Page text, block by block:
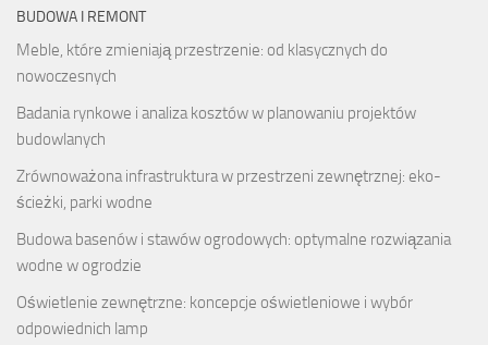
BUDOWA I REMONT
Meble, które zmieniają przestrzenie: od klasycznych do
nowoczesnych
Badania rynkowe i analiza kosztów w planowaniu projektów
budowlanych
Zrównoważona infrastruktura w przestrzeni zewnętrznej: eko-
ścieżki, parki wodne
Budowa basenów i stawów ogrodowych: optymalne rozwiązania
wodne w ogrodzie
Oświetlenie zewnętrzne: koncepcje oświetleniowe i wybór
odpowiednich lamp